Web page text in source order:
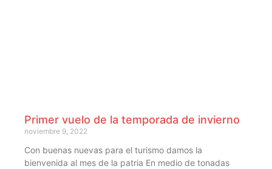
Primer vuelo de la temporada de invierno
noviembre 9, 2022
Con buenas nuevas para el turismo damos la
bienvenida al mes de la patria En medio de tonadas